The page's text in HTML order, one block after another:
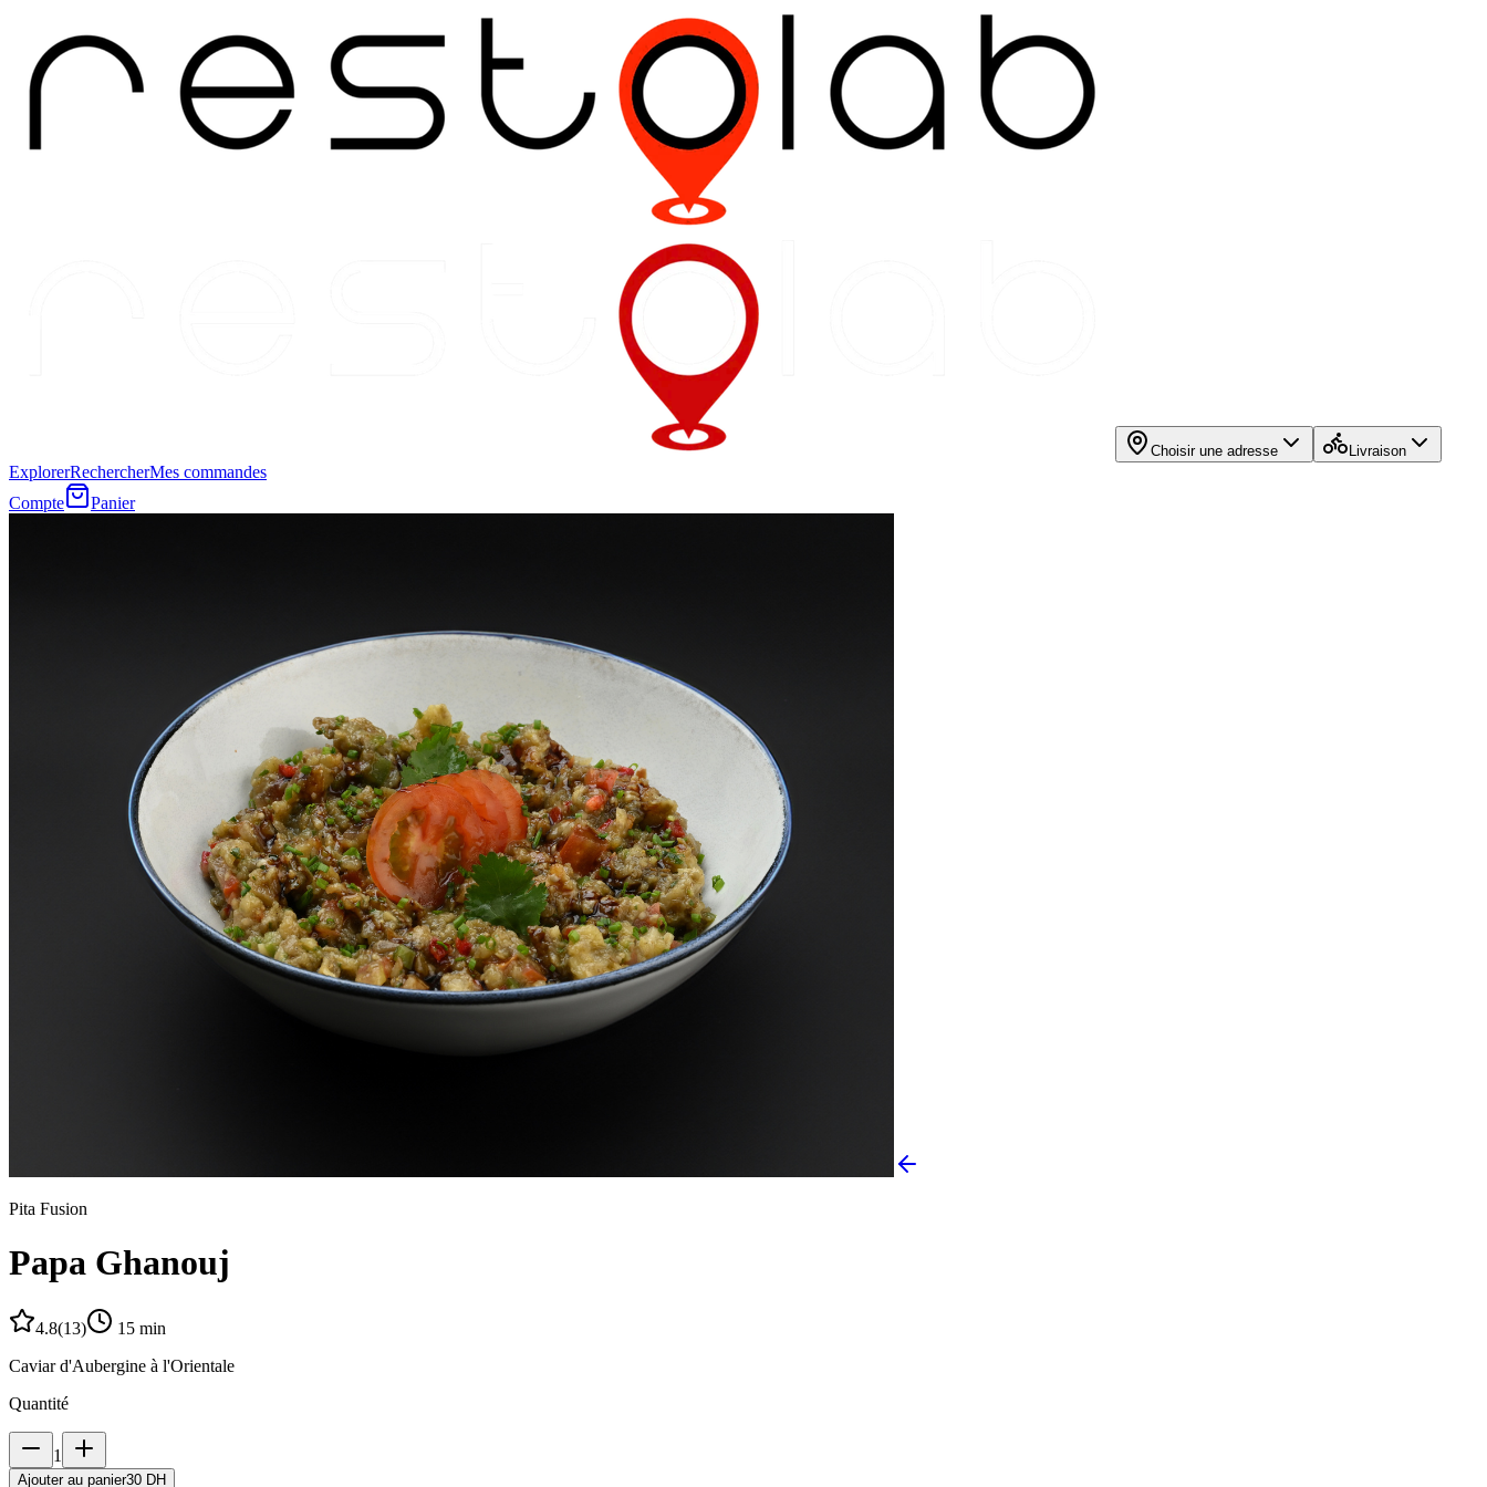
Choisir une adresse Livraison
ExplorerRechercherMes commandes
Compte
Panier
Pita Fusion
Papa Ghanouj
4.8(13) 15 min
Caviar d'Aubergine à l'Orientale
Quantité
1
Ajouter au panier30 DH